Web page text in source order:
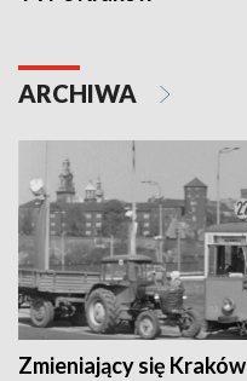
ARCHIWA
Zmieniający się Kraków